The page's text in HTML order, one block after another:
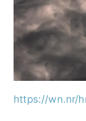
https://wn.nr/